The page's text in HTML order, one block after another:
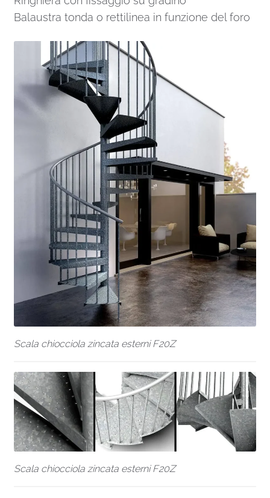
Balaustra tonda o rettilinea in funzione del foro
Scala chiocciola zincata esterni F20Z
Scala chiocciola zincata esterni F20Z